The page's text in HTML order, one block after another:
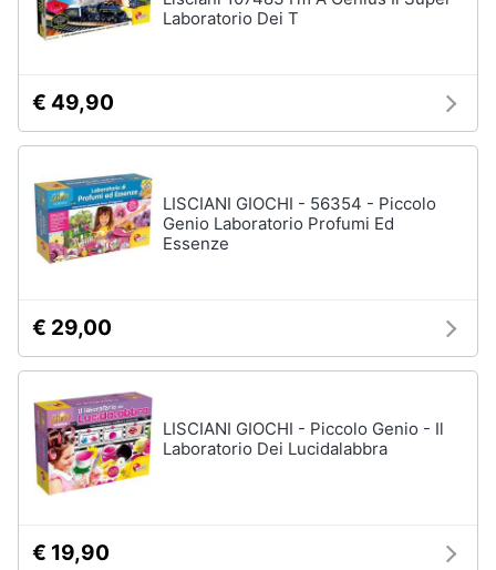
educativi
creativi
Mappamondo
Geomag
Mattoncini
tutti
Giochi
prima
infanzia
Bambola
Peluche
Laboratorio Dei T
€ 49,90
LISCIANI GIOCHI - 56354 - Piccolo
Genio Laboratorio Profumi Ed
Essenze
€ 29,00
LISCIANI GIOCHI - Piccolo Genio - Il
Laboratorio Dei Lucidalabbra
€ 19,90